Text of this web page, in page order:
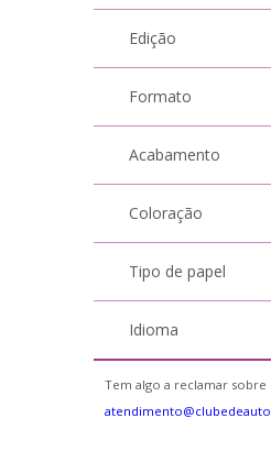
Edição
Formato
Acabamento
Coloração
Tipo de papel
Idioma
Tem algo a reclamar sobre